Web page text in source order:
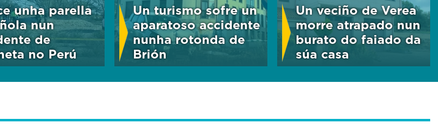
unha parella
nun
de
no Perú
Un turismo sofre un
aparatoso accidente
nunha rotonda de
Brión
Un veciño de Verea
morre atrapado nun
burato do faiado da
súa casa